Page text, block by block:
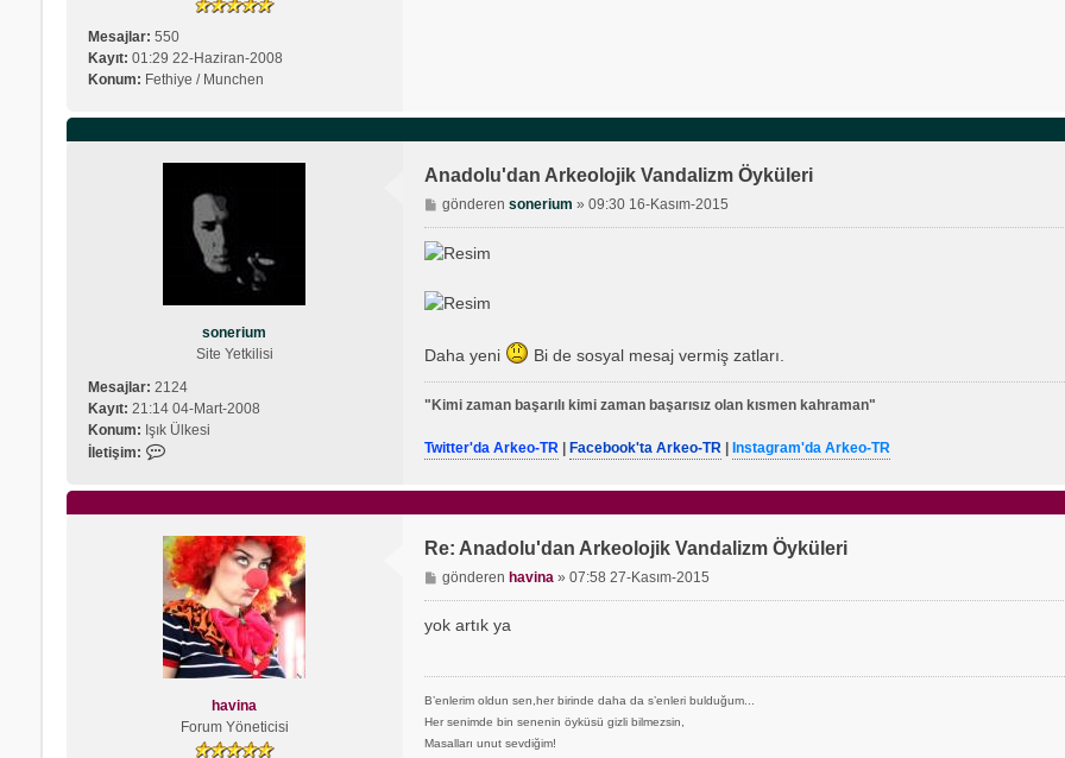
Mesajlar: 550
Kayıt: 01:29 22-Haziran-2008
Konum: Fethiye / Munchen
sonerium
Site Yetkilisi
Mesajlar: 2124
Kayıt: 21:14 04-Mart-2008
Konum: Işık Ülkesi
İletişim:
e
t
i
ş
i
m
s
o
n
Anadolu'dan Arkeolojik Vandalizm Öyküleri
M
e
s
j
gönderensonerium »09:30 16-Kasım-2015
Daha yeni Bi de sosyal mesaj vermiş zatları.
"Kimi zaman başarılı kimi zaman başarısız olan kısmen kahraman"
Twitter'da Arkeo-TR| Facebook'ta Arkeo-TR| Instagram'da Arkeo-TR
havina
Forum Yöneticisi
Re: Anadolu'dan Arkeolojik Vandalizm Öyküleri
M
e
s
gönderenhavina »07:58 27-Kasım-2015
yok artık ya
B’enlerim oldun sen,her birinde daha da s’enleri bulduğum...
Her senimde bin senenin öyküsü gizli bilmezsin,
Masalları unut sevdiğim!